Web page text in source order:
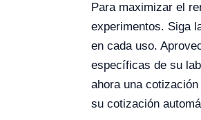
Para maximizar el
experimentos. Siga
en cada uso.
específicas de su
ahora una
su cotización